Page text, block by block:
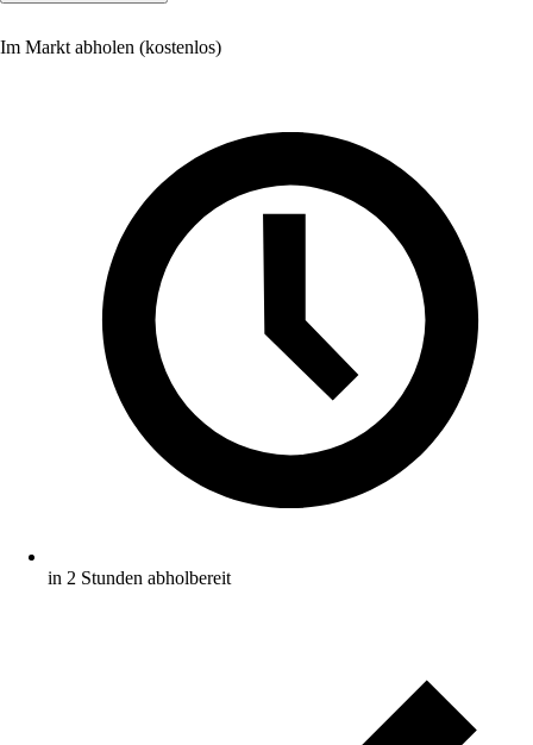
Im Markt abholen (kostenlos)
in 2 Stunden abholbereit